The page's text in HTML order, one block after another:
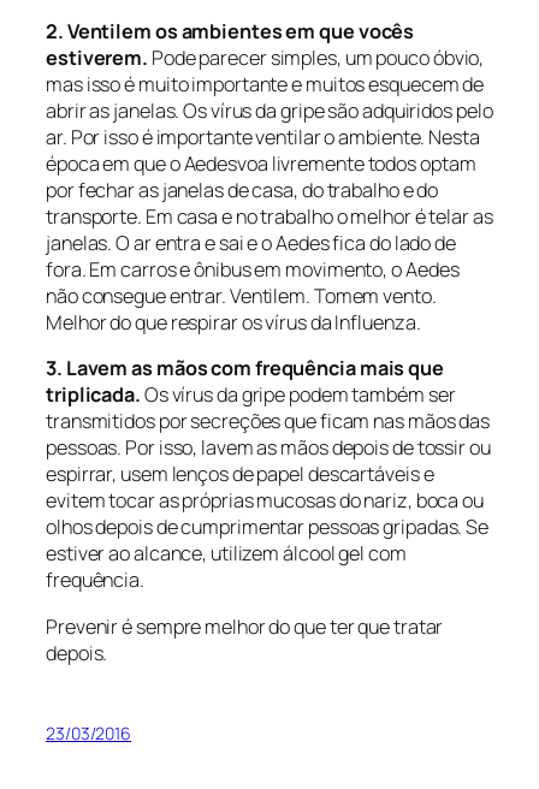
2. Ventilem os ambientes em que vocês
estiverem. Pode parecer simples, um pouco óbvio,
mas isso é muito importante e muitos esquecem de
abrir as janelas. Os vírus da gripe são adquiridos pelo
ar. Por isso é importante ventilar o ambiente. Nesta
época em que oAedesvoa livremente todos optam
por fechar as janelas de casa, do trabalho e do
transporte. Em casa e no trabalho o melhor é telar as
janelas. O ar entra e sai e oAedesfica do lado de
fora. Em carros e ônibus em movimento, oAedes
não consegue entrar. Ventilem. Tomem vento.
Melhor do que respirar os vírus da Influenza.
3. Lavem as mãos com frequência mais que
triplicada.Os vírus da gripe podem também ser
transmitidos por secreções que ficam nas mãos das
pessoas. Por isso, lavem as mãos depois de tossir ou
espirrar, usem lenços de papel descartáveis e
evitem tocar as próprias mucosas do nariz, boca ou
olhos depois de cumprimentar pessoas gripadas. Se
estiver ao alcance, utilizem álcool gel com
frequência.
Prevenir é sempre melhor do que ter que tratar
depois.
23/03/2016